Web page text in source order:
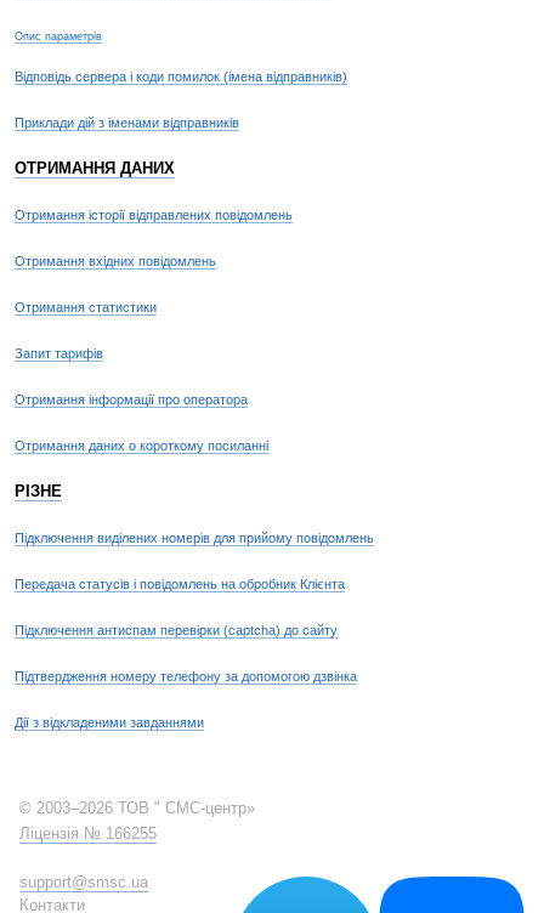
Опис параметрів
Відповідь сервера і коди помилок (імена відправників)
Приклади дій з іменами відправників
ОТРИМАННЯ ДАНИХ
Отримання історії відправлених повідомлень
Отримання вхідних повідомлень
Отримання статистики
Запит тарифів
Отримання інформації про оператора
Отримання даних о короткому посиланні
РІЗНЕ
Підключення виділених номерів для прийому повідомлень
Передача статусів і повідомлень на обробник Клієнта
Підключення антиспам перевірки (captcha) до сайту
Підтвердження номеру телефону за допомогою дзвінка
Дії з відкладеними завданнями
© 2003–2026 ТОВ " СМС-центр»
Ліцензія № 166255
support@smsc.ua
Контакти